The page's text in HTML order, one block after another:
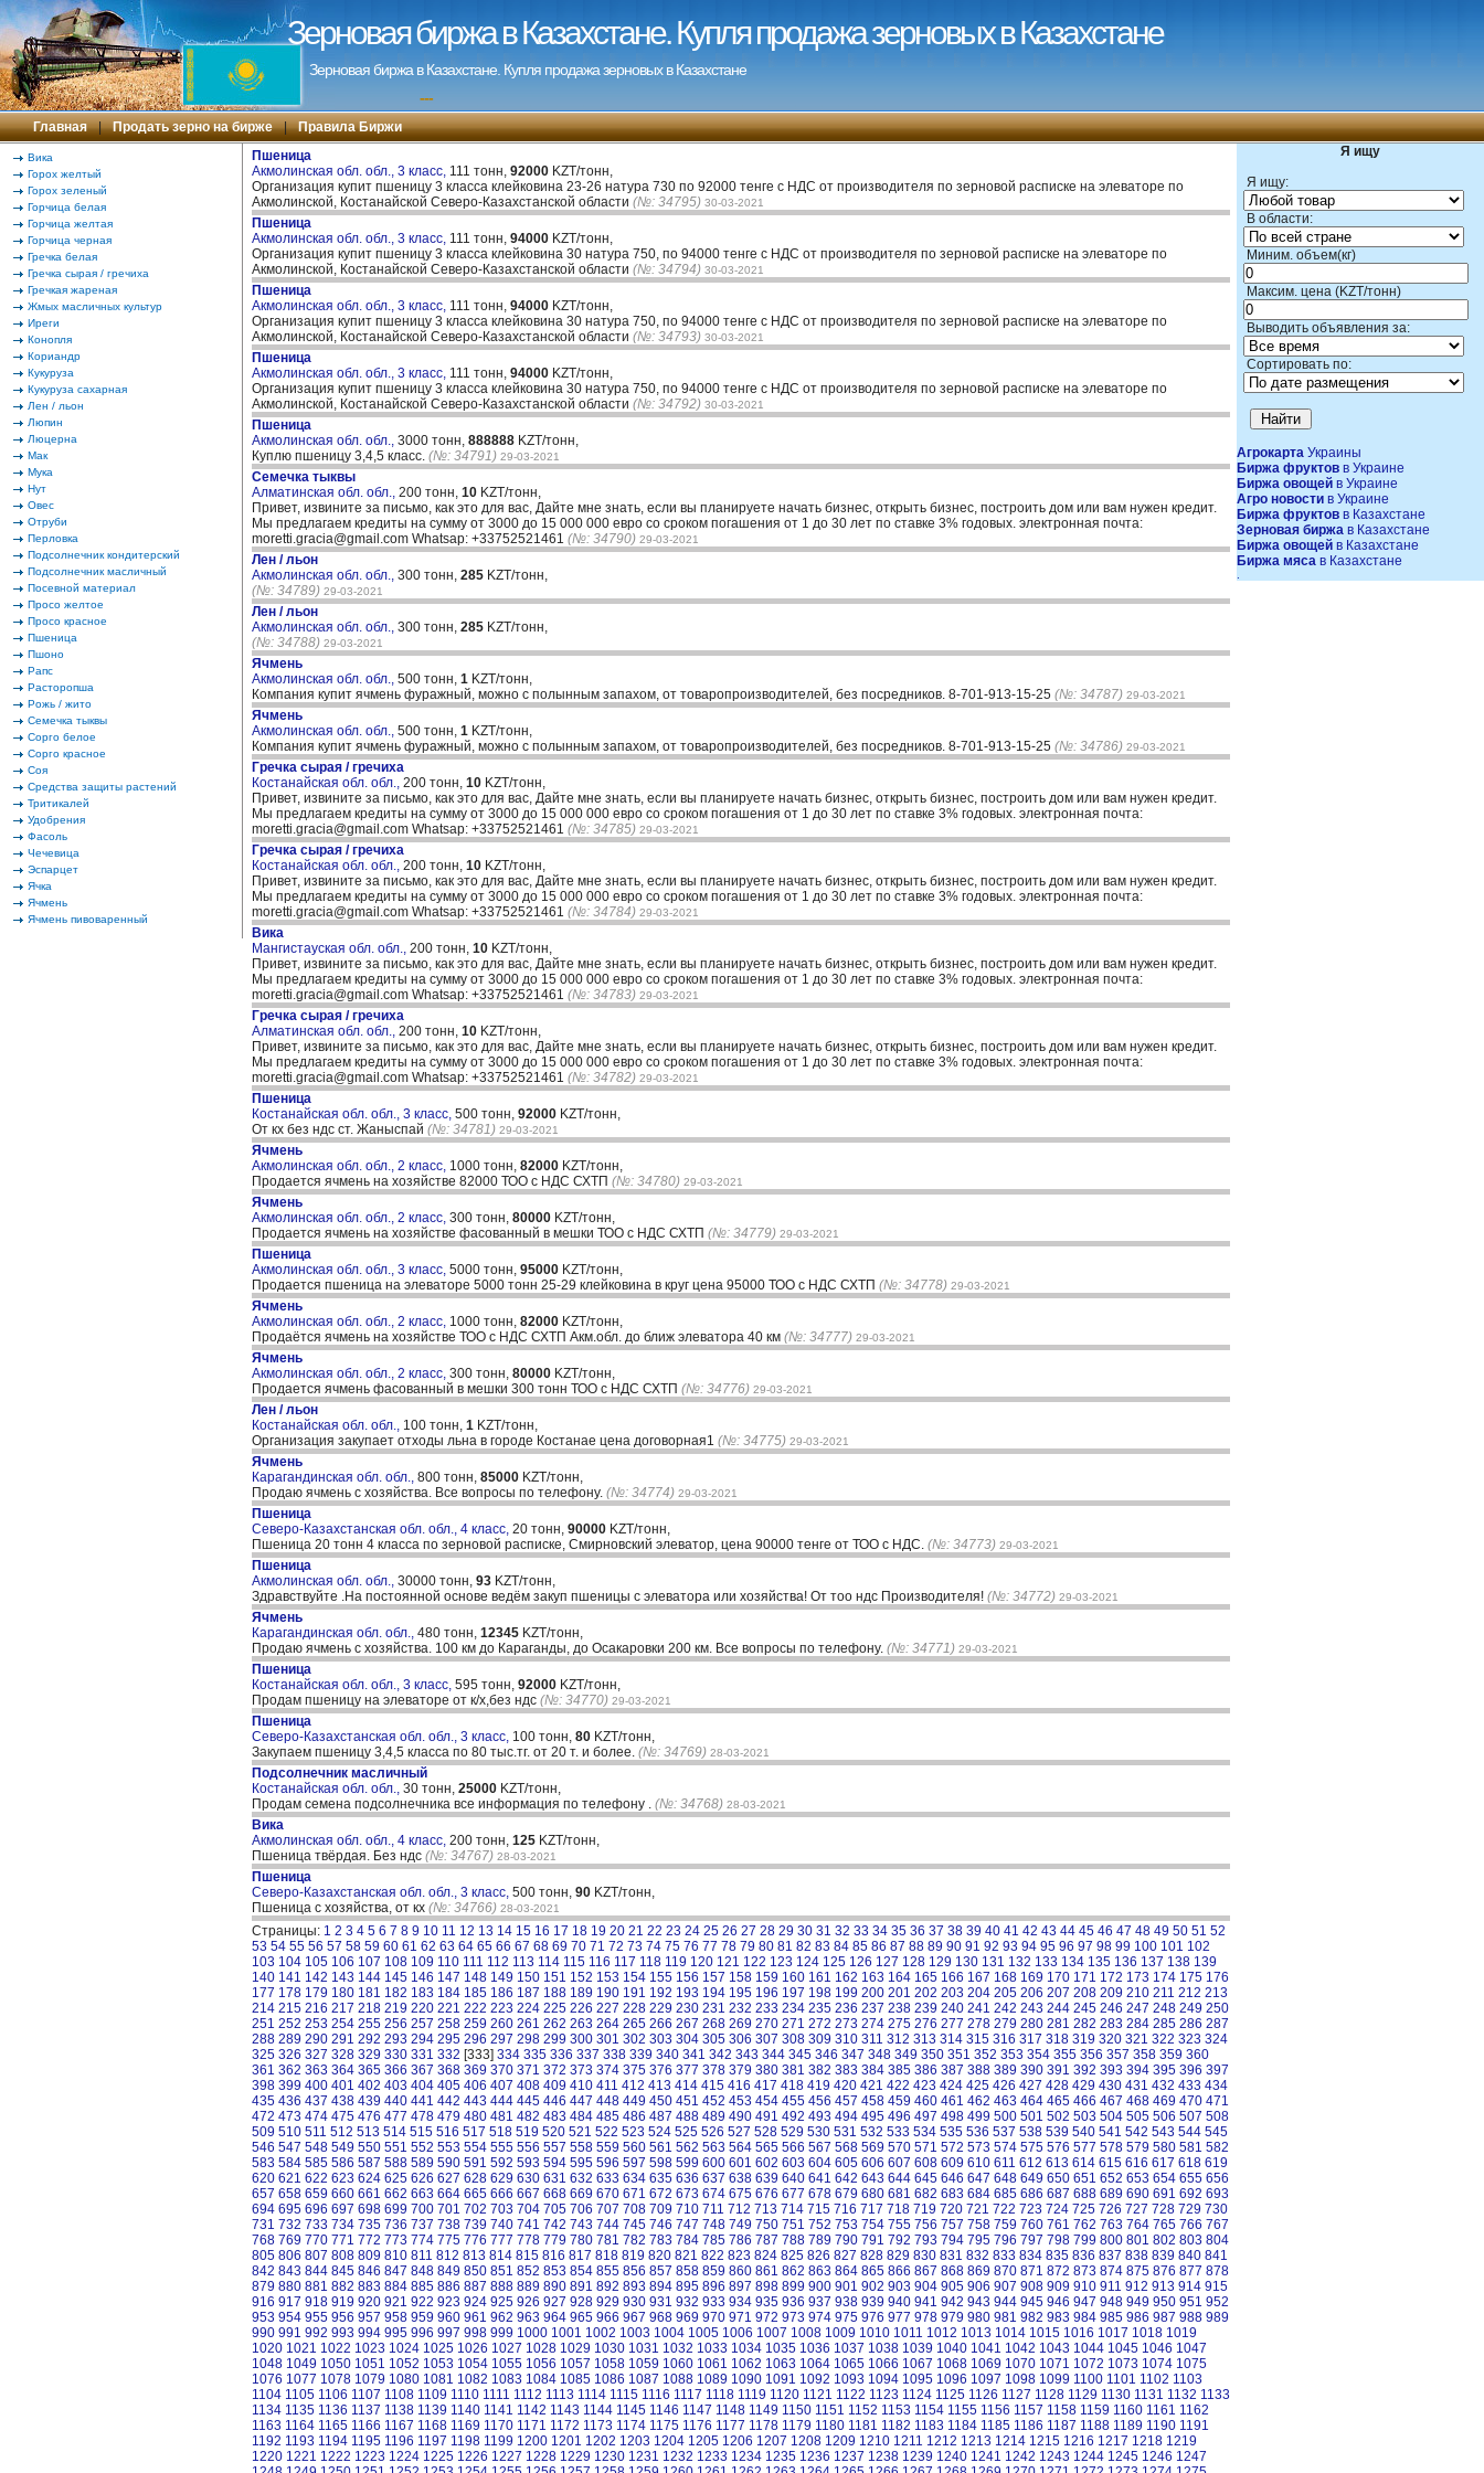
Зерновая биржа в Казахстане. Купля продажа зерновых в Казахстане
Зерновая биржа в Казахстане. Купля продажа зерновых в Казахстане
---
Главная | Продать зерно на бирже | Правила Биржи
Вика
Горох желтый
Горох зеленый
Горчица белая
Горчица желтая
Горчица черная
Гречка белая
Гречка сырая / гречиха
Гречкая жареная
Жмых масличных культур
Иреги
Конопля
Кориандр
Кукуруза
Кукуруза сахарная
Лен / льон
Люпин
Люцерна
Мак
Мука
Нут
Овес
Отруби
Перловка
Подсолнечник кондитерский
Подсолнечник масличный
Посевной материал
Просо желтое
Просо красное
Пшеница
Пшоно
Рапс
Расторопша
Рожь / жито
Семечка тыквы
Сорго белое
Сорго красное
Соя
Средства защиты растений
Тритикалей
Удобрения
Фасоль
Чечевица
Эспарцет
Ячка
Ячмень
Ячмень пивоваренный
Я ищу
Я ищу:
В области:
Миним. объем(кг)
Максим. цена (KZT/тонн)
Выводить объявления за:
Сортировать по:
Агрокарта Украины
Биржа фруктов в Украине
Биржа овощей в Украине
Агро новости в Украине
Биржа фруктов в Казахстане
Зерновая биржа в Казахстане
Биржа овощей в Казахстане
Биржа мяса в Казахстане
Пшеница
Акмолинская обл. обл., 3 класс, 111 тонн, 92000 KZT/тонн,
Организация купит пшеницу 3 класса клейковина 23-26 натура 730 по 92000 тенге с НДС от производителя по зерновой расписке на элеваторе по
Акмолинской, Костанайской Северо-Казахстанской области (№: 34795) 30-03-2021
Пшеница
Акмолинская обл. обл., 3 класс, 111 тонн, 94000 KZT/тонн,
Организация купит пшеницу 3 класса клейковина 30 натура 750, по 94000 тенге с НДС от производителя по зерновой расписке на элеваторе по
Акмолинской, Костанайской Северо-Казахстанской области (№: 34794) 30-03-2021
Пшеница
Акмолинская обл. обл., 3 класс, 111 тонн, 94000 KZT/тонн,
Организация купит пшеницу 3 класса клейковина 30 натура 750, по 94000 тенге с НДС от производителя по зерновой расписке на элеваторе по
Акмолинской, Костанайской Северо-Казахстанской области (№: 34793) 30-03-2021
Пшеница
Акмолинская обл. обл., 3 класс, 111 тонн, 94000 KZT/тонн,
Организация купит пшеницу 3 класса клейковина 30 натура 750, по 94000 тенге с НДС от производителя по зерновой расписке на элеваторе по
Акмолинской, Костанайской Северо-Казахстанской области (№: 34792) 30-03-2021
Пшеница
Акмолинская обл. обл., 3000 тонн, 888888 KZT/тонн,
Куплю пшеницу 3,4,5 класс. (№: 34791) 29-03-2021
Семечка тыквы
Алматинская обл. обл., 200 тонн, 10 KZT/тонн,
Привет, извините за письмо, как это для вас, Дайте мне знать, если вы планируете начать бизнес, открыть бизнес, построить дом или вам нужен кредит.
Мы предлагаем кредиты на сумму от 3000 до 15 000 000 евро со сроком погашения от 1 до 30 лет по ставке 3% годовых. электронная почта:
moretti.gracia@gmail.com Whatsap: +33752521461 (№: 34790) 29-03-2021
Лен / льон
Акмолинская обл. обл., 300 тонн, 285 KZT/тонн,
(№: 34789) 29-03-2021
Лен / льон
Акмолинская обл. обл., 300 тонн, 285 KZT/тонн,
(№: 34788) 29-03-2021
Ячмень
Акмолинская обл. обл., 500 тонн, 1 KZT/тонн,
Компания купит ячмень фуражный, можно с полынным запахом, от товаропроизводителей, без посредников. 8-701-913-15-25 (№: 34787) 29-03-2021
Ячмень
Акмолинская обл. обл., 500 тонн, 1 KZT/тонн,
Компания купит ячмень фуражный, можно с полынным запахом, от товаропроизводителей, без посредников. 8-701-913-15-25 (№: 34786) 29-03-2021
Гречка сырая / гречиха
Костанайская обл. обл., 200 тонн, 10 KZT/тонн,
Привет, извините за письмо, как это для вас, Дайте мне знать, если вы планируете начать бизнес, открыть бизнес, построить дом или вам нужен кредит.
Мы предлагаем кредиты на сумму от 3000 до 15 000 000 евро со сроком погашения от 1 до 30 лет по ставке 3% годовых. электронная почта:
moretti.gracia@gmail.com Whatsap: +33752521461 (№: 34785) 29-03-2021
Гречка сырая / гречиха
Костанайская обл. обл., 200 тонн, 10 KZT/тонн,
Привет, извините за письмо, как это для вас, Дайте мне знать, если вы планируете начать бизнес, открыть бизнес, построить дом или вам нужен кредит.
Мы предлагаем кредиты на сумму от 3000 до 15 000 000 евро со сроком погашения от 1 до 30 лет по ставке 3% годовых. электронная почта:
moretti.gracia@gmail.com Whatsap: +33752521461 (№: 34784) 29-03-2021
Вика
Мангистауская обл. обл., 200 тонн, 10 KZT/тонн,
Привет, извините за письмо, как это для вас, Дайте мне знать, если вы планируете начать бизнес, открыть бизнес, построить дом или вам нужен кредит.
Мы предлагаем кредиты на сумму от 3000 до 15 000 000 евро со сроком погашения от 1 до 30 лет по ставке 3% годовых. электронная почта:
moretti.gracia@gmail.com Whatsap: +33752521461 (№: 34783) 29-03-2021
Гречка сырая / гречиха
Алматинская обл. обл., 200 тонн, 10 KZT/тонн,
Привет, извините за письмо, как это для вас, Дайте мне знать, если вы планируете начать бизнес, открыть бизнес, построить дом или вам нужен кредит.
Мы предлагаем кредиты на сумму от 3000 до 15 000 000 евро со сроком погашения от 1 до 30 лет по ставке 3% годовых. электронная почта:
moretti.gracia@gmail.com Whatsap: +33752521461 (№: 34782) 29-03-2021
Пшеница
Костанайская обл. обл., 3 класс, 500 тонн, 92000 KZT/тонн,
От кх без ндс ст. Жаныспай (№: 34781) 29-03-2021
Ячмень
Акмолинская обл. обл., 2 класс, 1000 тонн, 82000 KZT/тонн,
Продается ячмень на хозяйстве 82000 ТОО с НДС СХТП (№: 34780) 29-03-2021
Ячмень
Акмолинская обл. обл., 2 класс, 300 тонн, 80000 KZT/тонн,
Продается ячмень на хозяйстве фасованный в мешки ТОО с НДС СХТП (№: 34779) 29-03-2021
Пшеница
Акмолинская обл. обл., 3 класс, 5000 тонн, 95000 KZT/тонн,
Продается пшеница на элеваторе 5000 тонн 25-29 клейковина в круг цена 95000 ТОО с НДС СХТП (№: 34778) 29-03-2021
Ячмень
Акмолинская обл. обл., 2 класс, 1000 тонн, 82000 KZT/тонн,
Продаётся ячмень на хозяйстве ТОО с НДС СХТП Акм.обл. до ближ элеватора 40 км (№: 34777) 29-03-2021
Ячмень
Акмолинская обл. обл., 2 класс, 300 тонн, 80000 KZT/тонн,
Продается ячмень фасованный в мешки 300 тонн ТОО с НДС СХТП (№: 34776) 29-03-2021
Лен / льон
Костанайская обл. обл., 100 тонн, 1 KZT/тонн,
Организация закупает отходы льна в городе Костанае цена договорная1 (№: 34775) 29-03-2021
Ячмень
Карагандинская обл. обл., 800 тонн, 85000 KZT/тонн,
Продаю ячмень с хозяйства. Все вопросы по телефону. (№: 34774) 29-03-2021
Пшеница
Северо-Казахстанская обл. обл., 4 класс, 20 тонн, 90000 KZT/тонн,
Пшеница 20 тонн 4 класса по зерновой расписке, Смирновский элеватор, цена 90000 тенге от ТОО с НДС. (№: 34773) 29-03-2021
Пшеница
Акмолинская обл. обл., 30000 тонн, 93 KZT/тонн,
Здравствуйте .На постоянной основе ведём закуп пшеницы с элеватора или хозяйства! От тоо ндс Производителя! (№: 34772) 29-03-2021
Ячмень
Карагандинская обл. обл., 480 тонн, 12345 KZT/тонн,
Продаю ячмень с хозяйства. 100 км до Караганды, до Осакаровки 200 км. Все вопросы по телефону. (№: 34771) 29-03-2021
Пшеница
Костанайская обл. обл., 3 класс, 595 тонн, 92000 KZT/тонн,
Продам пшеницу на элеваторе от к/х,без ндс (№: 34770) 29-03-2021
Пшеница
Северо-Казахстанская обл. обл., 3 класс, 100 тонн, 80 KZT/тонн,
Закупаем пшеницу 3,4,5 класса по 80 тыс.тг. от 20 т. и более. (№: 34769) 28-03-2021
Подсолнечник масличный
Костанайская обл. обл., 30 тонн, 25000 KZT/тонн,
Продам семена подсолнечника все информация по телефону . (№: 34768) 28-03-2021
Вика
Акмолинская обл. обл., 4 класс, 200 тонн, 125 KZT/тонн,
Пшеница твёрдая. Без ндс (№: 34767) 28-03-2021
Пшеница
Северо-Казахстанская обл. обл., 3 класс, 500 тонн, 90 KZT/тонн,
Пшеница с хозяйства, от кх (№: 34766) 28-03-2021
Страницы: 1 2 3 4 5 6 7 8 9 10 11 12 13 14 15 16 17 18 19 20 21 22 23 24 25 26 27 28 29 30 31 32 33 34 35 36 37 38 39 40 41 42 43 44 45 46 47 48 49 50 51 52
53 54 55 56 57 58 59 60 61 62 63 64 65 66 67 68 69 70 71 72 73 74 75 76 77 78 79 80 81 82 83 84 85 86 87 88 89 90 91 92 93 94 95 96 97 98 99 100 101 102
103 104 105 106 107 108 109 110 111 112 113 114 115 116 117 118 119 120 121 122 123 124 125 126 127 128 129 130 131 132 133 134 135 136 137 138 139
140 141 142 143 144 145 146 147 148 149 150 151 152 153 154 155 156 157 158 159 160 161 162 163 164 165 166 167 168 169 170 171 172 173 174 175 176
177 178 179 180 181 182 183 184 185 186 187 188 189 190 191 192 193 194 195 196 197 198 199 200 201 202 203 204 205 206 207 208 209 210 211 212 213
214 215 216 217 218 219 220 221 222 223 224 225 226 227 228 229 230 231 232 233 234 235 236 237 238 239 240 241 242 243 244 245 246 247 248 249 250
251 252 253 254 255 256 257 258 259 260 261 262 263 264 265 266 267 268 269 270 271 272 273 274 275 276 277 278 279 280 281 282 283 284 285 286 287
288 289 290 291 292 293 294 295 296 297 298 299 300 301 302 303 304 305 306 307 308 309 310 311 312 313 314 315 316 317 318 319 320 321 322 323 324
325 326 327 328 329 330 331 332 [333] 334 335 336 337 338 339 340 341 342 343 344 345 346 347 348 349 350 351 352 353 354 355 356 357 358 359 360
361 362 363 364 365 366 367 368 369 370 371 372 373 374 375 376 377 378 379 380 381 382 383 384 385 386 387 388 389 390 391 392 393 394 395 396 397
398 399 400 401 402 403 404 405 406 407 408 409 410 411 412 413 414 415 416 417 418 419 420 421 422 423 424 425 426 427 428 429 430 431 432 433 434
435 436 437 438 439 440 441 442 443 444 445 446 447 448 449 450 451 452 453 454 455 456 457 458 459 460 461 462 463 464 465 466 467 468 469 470 471
472 473 474 475 476 477 478 479 480 481 482 483 484 485 486 487 488 489 490 491 492 493 494 495 496 497 498 499 500 501 502 503 504 505 506 507 508
509 510 511 512 513 514 515 516 517 518 519 520 521 522 523 524 525 526 527 528 529 530 531 532 533 534 535 536 537 538 539 540 541 542 543 544 545
546 547 548 549 550 551 552 553 554 555 556 557 558 559 560 561 562 563 564 565 566 567 568 569 570 571 572 573 574 575 576 577 578 579 580 581 582
583 584 585 586 587 588 589 590 591 592 593 594 595 596 597 598 599 600 601 602 603 604 605 606 607 608 609 610 611 612 613 614 615 616 617 618 619
620 621 622 623 624 625 626 627 628 629 630 631 632 633 634 635 636 637 638 639 640 641 642 643 644 645 646 647 648 649 650 651 652 653 654 655 656
657 658 659 660 661 662 663 664 665 666 667 668 669 670 671 672 673 674 675 676 677 678 679 680 681 682 683 684 685 686 687 688 689 690 691 692 693
694 695 696 697 698 699 700 701 702 703 704 705 706 707 708 709 710 711 712 713 714 715 716 717 718 719 720 721 722 723 724 725 726 727 728 729 730
731 732 733 734 735 736 737 738 739 740 741 742 743 744 745 746 747 748 749 750 751 752 753 754 755 756 757 758 759 760 761 762 763 764 765 766 767
768 769 770 771 772 773 774 775 776 777 778 779 780 781 782 783 784 785 786 787 788 789 790 791 792 793 794 795 796 797 798 799 800 801 802 803 804
805 806 807 808 809 810 811 812 813 814 815 816 817 818 819 820 821 822 823 824 825 826 827 828 829 830 831 832 833 834 835 836 837 838 839 840 841
842 843 844 845 846 847 848 849 850 851 852 853 854 855 856 857 858 859 860 861 862 863 864 865 866 867 868 869 870 871 872 873 874 875 876 877 878
879 880 881 882 883 884 885 886 887 888 889 890 891 892 893 894 895 896 897 898 899 900 901 902 903 904 905 906 907 908 909 910 911 912 913 914 915
916 917 918 919 920 921 922 923 924 925 926 927 928 929 930 931 932 933 934 935 936 937 938 939 940 941 942 943 944 945 946 947 948 949 950 951 952
953 954 955 956 957 958 959 960 961 962 963 964 965 966 967 968 969 970 971 972 973 974 975 976 977 978 979 980 981 982 983 984 985 986 987 988 989
990 991 992 993 994 995 996 997 998 999 1000 1001 1002 1003 1004 1005 1006 1007 1008 1009 1010 1011 1012 1013 1014 1015 1016 1017 1018 1019
1020 1021 1022 1023 1024 1025 1026 1027 1028 1029 1030 1031 1032 1033 1034 1035 1036 1037 1038 1039 1040 1041 1042 1043 1044 1045 1046 1047
1048 1049 1050 1051 1052 1053 1054 1055 1056 1057 1058 1059 1060 1061 1062 1063 1064 1065 1066 1067 1068 1069 1070 1071 1072 1073 1074 1075
1076 1077 1078 1079 1080 1081 1082 1083 1084 1085 1086 1087 1088 1089 1090 1091 1092 1093 1094 1095 1096 1097 1098 1099 1100 1101 1102 1103
1104 1105 1106 1107 1108 1109 1110 1111 1112 1113 1114 1115 1116 1117 1118 1119 1120 1121 1122 1123 1124 1125 1126 1127 1128 1129 1130 1131 1132 1133
1134 1135 1136 1137 1138 1139 1140 1141 1142 1143 1144 1145 1146 1147 1148 1149 1150 1151 1152 1153 1154 1155 1156 1157 1158 1159 1160 1161 1162
1163 1164 1165 1166 1167 1168 1169 1170 1171 1172 1173 1174 1175 1176 1177 1178 1179 1180 1181 1182 1183 1184 1185 1186 1187 1188 1189 1190 1191
1192 1193 1194 1195 1196 1197 1198 1199 1200 1201 1202 1203 1204 1205 1206 1207 1208 1209 1210 1211 1212 1213 1214 1215 1216 1217 1218 1219
1220 1221 1222 1223 1224 1225 1226 1227 1228 1229 1230 1231 1232 1233 1234 1235 1236 1237 1238 1239 1240 1241 1242 1243 1244 1245 1246 1247